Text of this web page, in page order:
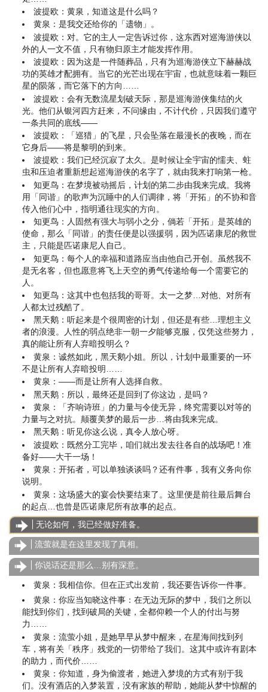
波提欧：黄泉，知道这是什么吗？
黄泉：是我交还给你的「遗物」。
波提欧：对。它的主人一定告诉过你，这东西对巡海游侠以
外的人一文不值，只有物归原主才能发挥作用。
波提欧：因为这是一件随葬品，只有为巡海游侠立下赫赫战
功的英雄才配拥有。当它的光芒出现在宇宙，也就意味着一颗巨
星的陨落，而它落下的方向……
波提欧：会有无数流星划破天际，那是巡海游侠集结的火
光。他们从银河四方赶来，不问缘由，不计代价，只因我们遵守
一条共同的底线——
波提欧：「巡猎」的飞星，只会坠落在最漫长的夜晚，而在
它身后——将是黎明的到来。
波提欧：我们已经沉寂了太久。是时候让全宇宙的懦夫、蛀
虫和压迫者重新想起巡海游侠的名字了，就由我来打响第一枪。
知更鸟：在梦境被动摇后，计划的第二步由我来完成。我将
用「同谐」的歌声为沉睡中的人们调律，将「开拓」的不协和音
传入他们心中，指明通往现实的方向。
知更鸟：人固然有强大与弱小之分，倘若「开拓」是英雄的
使命，那么「同谐」的责任便是以强援弱，因为匹诺康尼的救世
主，只能是匹诺康尼人自己。
知更鸟：每个人的幸福和道路应当由他自己开创。虽然我不
是无名客，但也愿意将飞上天空的勇气传递给每一个需要它的
人。
知更鸟：这其中也包括我的哥哥。太一之梦…对他、对所有
人都太过残酷了。
黑天鹅：听起来是个很周密的计划，但还是有些…理想主义
者的浪漫。人性的弱点绝非一朝一夕能够克服，仅凭这些努力，
真的能让所有人弃暗投明么？
黄泉：诚然如此，黑天鹅小姐。所以，计划中最重要的一环
不是让所有人弃暗投明……
黄泉：——而是让所有人选择自救。
黑天鹅：所以，最终还是回到了你这边，是吗？
黄泉：「齐响诗班」的力量与令使无异，终究需要以对等的
力量与之对抗。颠覆美梦的最后一步…将由我来完成。
黑天鹅：听见你这么说，真令人放心呀。
波提欧：既然分工完毕，咱们就出发去往各自的战场吧！准
备好——大干一场！
黄泉：开拓者，可以单独谈谈吗？还有件事，我有义务向你
说明。
黄泉：这场盛大的宴会快要结束了。这里便是前往最后舞台
的起点…也曾是匹诺康尼所有故事的起点。
无论如何，我已经做好准备。
流萤就是在这里发现了真相。
你说话还是那么…别有深意。
黄泉：我相信你。但在正式出发前，我还要告诉你一件事。
黄泉：你应当知晓这件事：在无边无际的梦中，我们之所以
能找到你们，找到破局的关键，全都仰赖一个人的付出与努
力……
黄泉：流萤小姐，是她早早从梦中醒来，在星海间找到列
车，将有关「秩序」残党的一切带给了我们。这其中或许有剧本
的助力，而代价……
黄泉：你知道，身为偷渡者，她进入梦境的方式有别于我
们。没有酒店的入梦装置，没有家族的帮助，她能从梦中惊醒的